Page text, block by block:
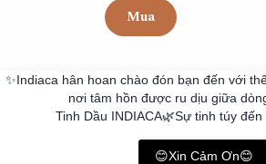
Mua
✨Indiaca hân hoan chào đón bạn đến với
nơi tâm hồn được ru dịu giữa
Tinh Dầu INDIACA🌿Sự tinh túy
😊Xin Cảm Ơn😊